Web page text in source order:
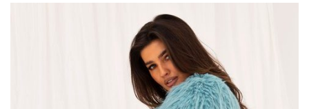
rodzaje dekoltów w sukienkach
sukience charakter i sprawiają, że strój wygląda bardziej
elegancko, romantycznie, zmysłowo lub casualowo!
Granatowo-ecru sweter oversize z
rozcięciami – Modny Wybór na